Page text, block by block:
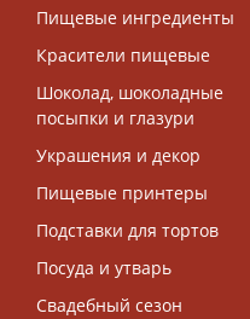
Пищевые ингредиенты
Красители пищевые
Шоколад, шоколадные
посыпки и глазури
Украшения и декор
Пищевые принтеры
Подставки для тортов
Посуда и утварь
Свадебный сезон